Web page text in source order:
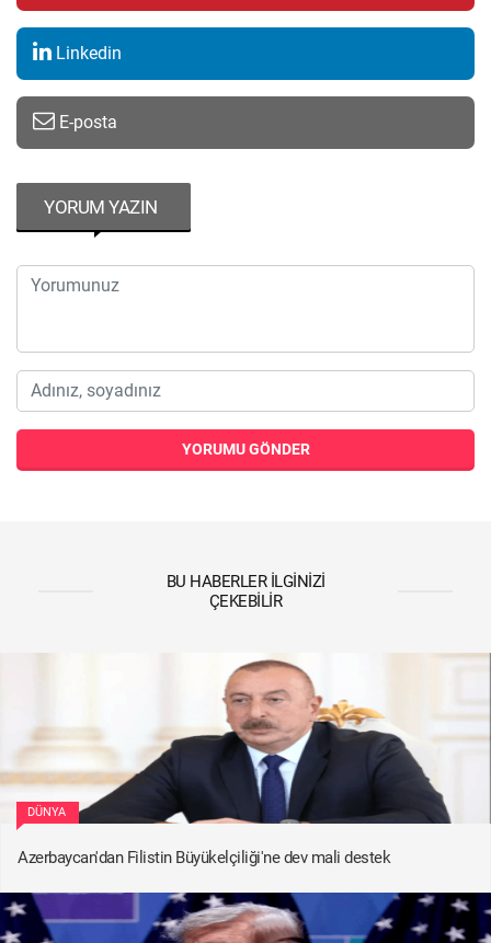
Linkedin
E-posta
YORUM YAZIN
YORUMU GÖNDER
BU HABERLER İLGINIZI
ÇEKEBILIR
DÜNYA
Azerbaycan'dan Filistin Büyükelçiliği'ne dev mali destek